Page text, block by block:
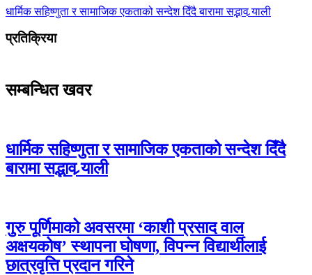
धार्मिक सहिष्णुता र सामाजिक एकताको सन्देश दिँदै बारामा सद्भाव र्‍याली
प्रतिक्रिया
सम्बन्धित खवर
धार्मिक सहिष्णुता र सामाजिक एकताको सन्देश दिँदै
बारामा सद्भाव र्‍याली
गुरु पूर्णिमाको अवसरमा ‘काशी प्रसाद वाल
अक्षयकोष’ स्थापना घोषणा, विपन्न विद्यार्थीलाई
छात्रवृत्ति प्रदान गरिने